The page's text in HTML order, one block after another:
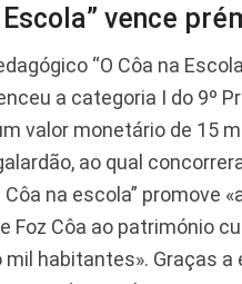
Escola” vence
“O Côa na
a categoria I do 9º
valor monetário de 15
ao qual
Côa na escola” promove
Foz Côa ao património
habitantes». Graças